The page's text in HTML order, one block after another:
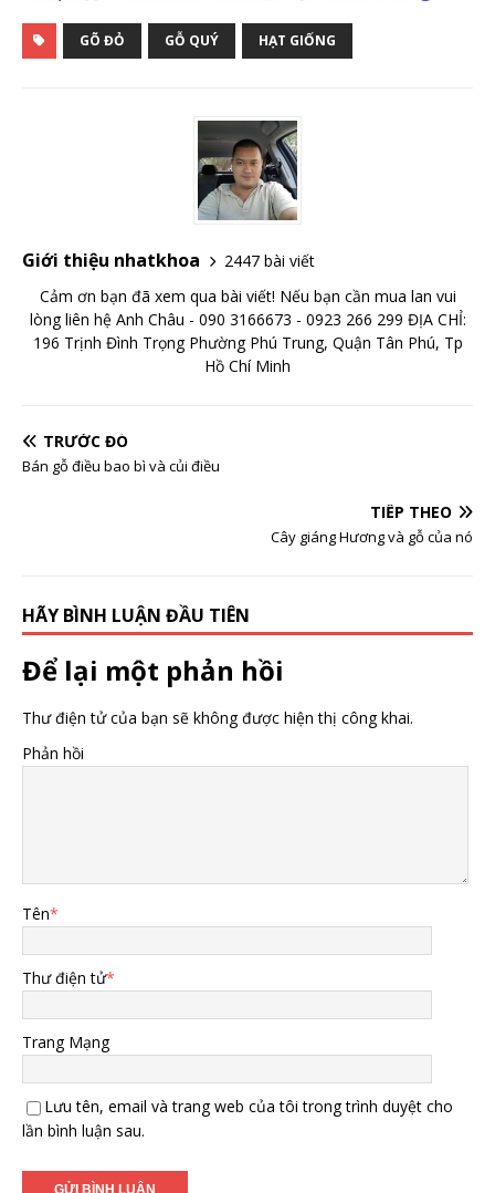
GÕ ĐỎ GỖ QUÝ HẠT GIỐNG
Giới thiệu nhatkhoa
2447 bài viết
Cảm ơn bạn đã xem qua bài viết! Nếu bạn cần mua lan vui
lòng liên hệ Anh Châu - 090 3166673 - 0923 266 299 ĐỊA CHỈ:
196 Trịnh Đình Trọng Phường Phú Trung, Quận Tân Phú, Tp
Hồ Chí Minh
TRƯỚC ĐÓ
Bán gỗ điều bao bì và củi điều
TIẾP THEO
Cây giáng Hương và gỗ của nó
HÃY BÌNH LUẬN ĐẦU TIÊN
Để lại một phản hồi
Thư điện tử của bạn sẽ không được hiện thị công khai.
Phản hồi
Tên*
Thư điện tử*
Trang Mạng
Lưu tên, email và trang web của tôi trong trình duyệt cho
lần bình luận sau.